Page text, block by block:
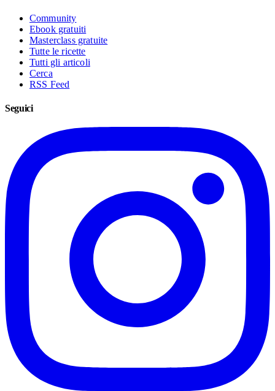
Community
Ebook gratuiti
Masterclass gratuite
Tutte le ricette
Tutti gli articoli
Cerca
RSS Feed
Seguici